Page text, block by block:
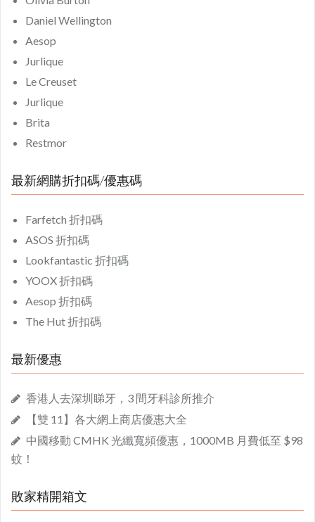
Daniel Wellington
Aesop
Jurlique
Le Creuset
Jurlique
Brita
Restmor
最新網購折扣碼/優惠碼
Farfetch 折扣碼
ASOS 折扣碼
Lookfantastic 折扣碼
YOOX 折扣碼
Aesop 折扣碼
The Hut 折扣碼
最新優惠
香港人去深圳睇牙，3 間牙科診所推介
【雙 11】各大網上商店優惠大全
中國移動 CMHK 光纖寬頻優惠，1000MB 月費低至 $98
蚊！
敗家精開箱文